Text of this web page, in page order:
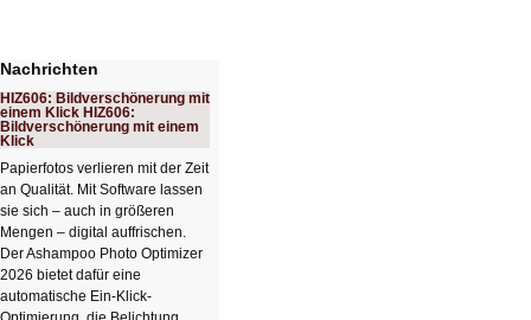
Nachrichten
HIZ606: Bildverschönerung mit
einem Klick HIZ606:
Bildverschönerung mit einem
Klick
Papierfotos verlieren mit der Zeit
an Qualität. Mit Software lassen
sie sich – auch in größeren
Mengen – digital auffrischen.
Der Ashampoo Photo Optimizer
2026 bietet dafür eine
automatische Ein-Klick-